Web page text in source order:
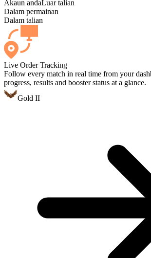
Akaun andaLuar talian
Dalam permainan
Dalam talian
Live Order Tracking
Follow every match in real time from your
progress, results and booster status at a glance.
Gold II